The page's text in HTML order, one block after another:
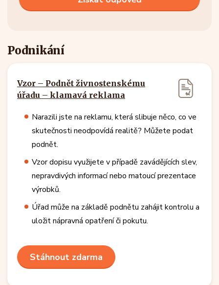
Podnikání
Vzor – Podnět živnostenskému
úřadu – klamavá reklama
Narazili jste na reklamu, která slibuje něco, co ve
skutečnosti neodpovídá realitě? Můžete podat
podnět.
Vzor dopisu využijete v případě zavádějících slev,
nepravdivých informací nebo matoucí prezentace
výrobků.
Úřad může na základě podnětu zahájit kontrolu a
uložit nápravná opatření či pokutu.
Stáhnout zdarma